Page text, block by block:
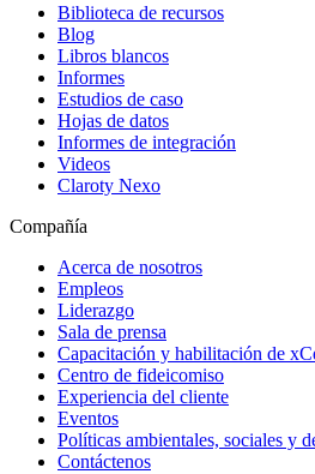
Biblioteca de recursos
Blog
Libros blancos
Informes
Estudios de caso
Hojas de datos
Informes de integración
Videos
Claroty Nexo
Compañía
Acerca de nosotros
Empleos
Liderazgo
Sala de prensa
Capacitación y habilitación de
Centro de fideicomiso
Experiencia del cliente
Eventos
Políticas ambientales, sociales y
Contáctenos